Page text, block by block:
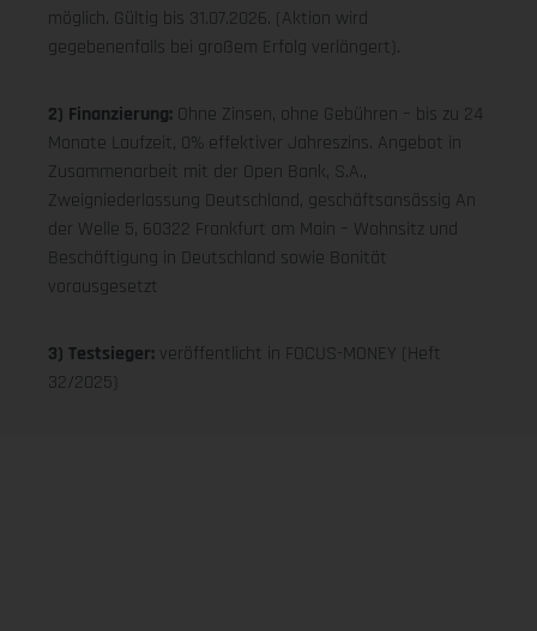
möglich. Gültig bis 31.07.2026. (Aktion wird
gegebenenfalls bei großem Erfolg verlängert).
2) Finanzierung: Ohne Zinsen, ohne Gebühren – bis zu 24
Monate Laufzeit, 0% effektiver Jahreszins. Angebot in
Zusammenarbeit mit der Open Bank, S.A.,
Zweigniederlassung Deutschland, geschäftsansässig An
der Welle 5, 60322 Frankfurt am Main – Wohnsitz und
Beschäftigung in Deutschland sowie Bonität
vorausgesetzt
3) Testsieger: veröffentlicht in FOCUS-MONEY (Heft
32/2025)